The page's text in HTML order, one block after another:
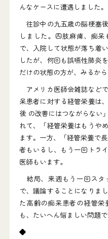
んなケースに遭遇しました。
往診中の九五歳の脳梗塞
しました。四肢麻痺、痴
で、入院して状態が落ち着
したが、何回も誤嚥性肺炎
だけの状態の方が、みるから
アメリカ医師会雑誌など
呆患者に対する経管栄養は
後 の改善にはつながらない
れて、「経管栄養はもうや
ます。一方、「経管栄養で
者もいるし、もう一回トラ
医師もいます。
結局、来週もう一回スタ
で、議論することになりま
た高齢の痴呆患者の経管
も、たいへん悩ましい問題で
◆